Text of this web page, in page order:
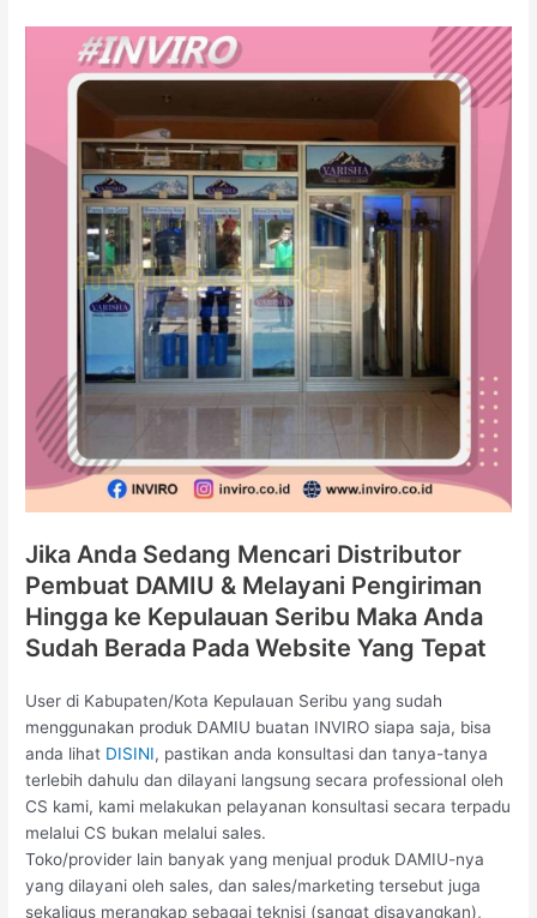
Jika Anda Sedang Mencari Distributor
Pembuat DAMIU & Melayani Pengiriman
Hingga ke Kepulauan Seribu Maka Anda
Sudah Berada Pada Website Yang Tepat
User di Kabupaten/Kota Kepulauan Seribu yang sudah
menggunakan produk DAMIU buatan INVIRO siapa saja, bisa
anda lihat DISINI, pastikan anda konsultasi dan tanya-tanya
terlebih dahulu dan dilayani langsung secara professional oleh
CS kami, kami melakukan pelayanan konsultasi secara terpadu
melalui CS bukan melalui sales.
Toko/provider lain banyak yang menjual produk DAMIU-nya
yang dilayani oleh sales, dan sales/marketing tersebut juga
sekaligus merangkap sebagai teknisi (sangat disayangkan),